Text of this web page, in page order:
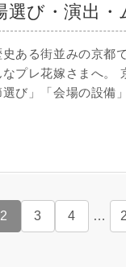
選び・演出・
史ある街並みの京都
なプレ花嫁さまへ。
選び」「会場の設備
2 3 4 …